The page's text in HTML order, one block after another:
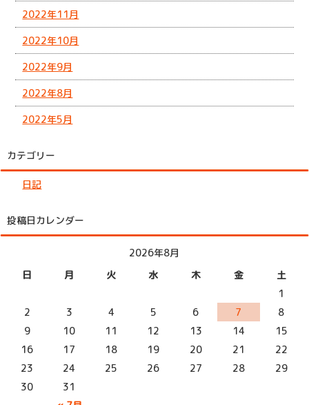
2022年11月
2022年10月
2022年9月
2022年8月
2022年5月
カテゴリー
日記
投稿日カレンダー
2026年8月
日
月 火 水 木 金 土
1
2
3 4 5 6 7
8
9
10 11 12 13 14
15
16
17 18 19 20 21
22
23
24 25 26 27 28
29
30
31